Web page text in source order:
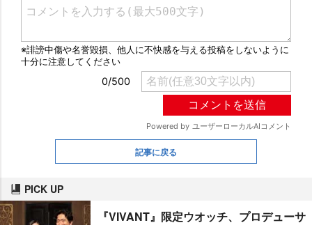
記事に戻る
PICK UP
『VIVANT』限定ウオッチ、プロデューサ